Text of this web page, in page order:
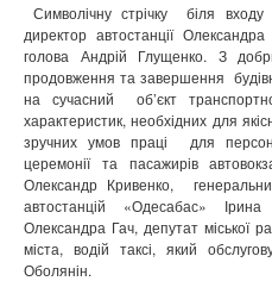
Символічну стрічку біля входу
директор автостанції
голова Андрій Глущенко. З
продовження та завершення
на сучасний об’єкт
характеристик, необхідних для
зручних умов праці для
церемонії та пасажирів
Олександр Кривенко,
автостанцій «Одесабас»
Олександра Гач, депутат
міста, водій таксі, який
Оболянін.